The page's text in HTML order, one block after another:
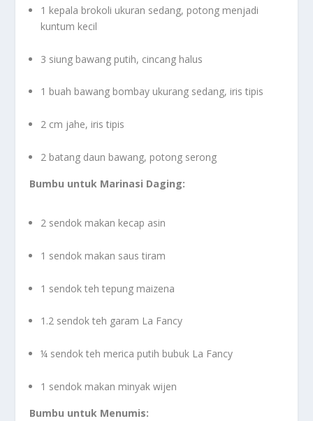
1 kepala brokoli ukuran sedang, potong menjadi
kuntum kecil
3 siung bawang putih, cincang halus
1 buah bawang bombay ukurang sedang, iris tipis
2 cm jahe, iris tipis
2 batang daun bawang, potong serong
Bumbu untuk Marinasi Daging:
2 sendok makan kecap asin
1 sendok makan saus tiram
1 sendok teh tepung maizena
1.2 sendok teh garam La Fancy
¼ sendok teh merica putih bubuk La Fancy
1 sendok makan minyak wijen
Bumbu untuk Menumis: